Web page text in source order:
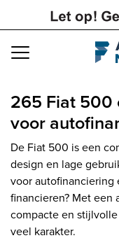
Navigation
265 Fiat 500
voor
De Fiat 500 is een
design en lage
voor autofinanciering
financieren? Met een
compacte en
veel karakter.